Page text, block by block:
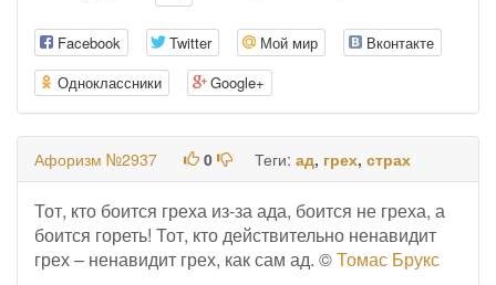
Facebook Twitter Мой мир
Вконтакте
Одноклассники
Google+
Афоризм №2937 0 Теги: ад, грех, страх
Тот, кто боится греха из-за ада, боится не греха, а
боится гореть! Тот, кто действительно ненавидит
грех – ненавидит грех, как сам ад. ©Томас Брукс